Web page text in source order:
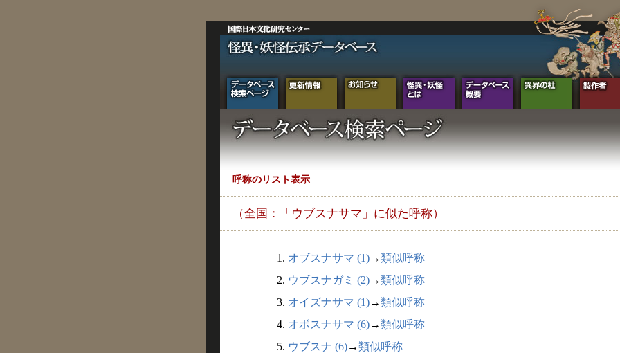
呼称のリスト表示
（全国：「ウブスナサマ」に似た呼称）
1. オブスナサマ (1)→類似呼称
2. ウブスナガミ (2)→類似呼称
3. オイズナサマ (1)→類似呼称
4. オボスナサマ (6)→類似呼称
5. ウブスナ (6)→類似呼称